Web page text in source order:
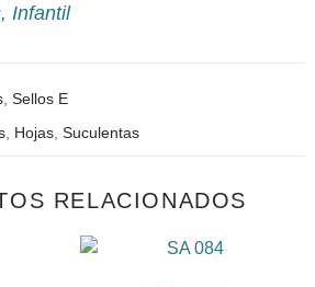
, Infantil
Sellos E
Hojas Suculentas
RELACIONADOS